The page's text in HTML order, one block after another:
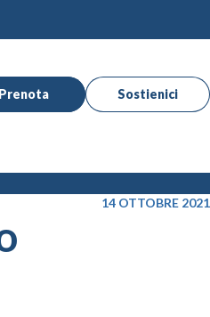
Prenota Sostienici
14 OTTOBRE 2021